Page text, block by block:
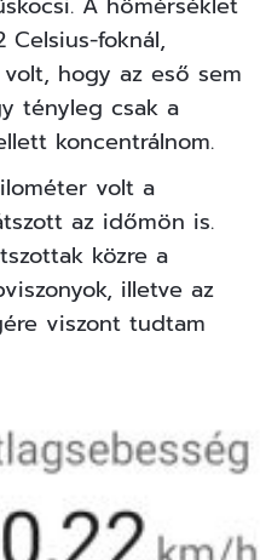
Celsius-foknál,
hogy az eső sem
tényleg csak a
koncentrálnom.
volt a
az időmön is.
közre a
illetve az
viszont tudtam